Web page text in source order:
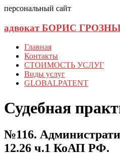
персональный сайт
адвокат БОРИС
Главная
Контакты
СТОИМОСТЬ УСЛУГ
Виды услуг
GLOBALPATENT
Судебная
№116.
12.26 ч.1 КоАП РФ.